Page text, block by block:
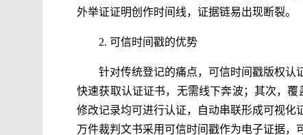
外举证证明创作时间线，证据链易出现断裂。
2. 可信时间戳的优势
针对传统登记的痛点，可信时间戳版权认
快速获取认证证书，无需线下奔波；其次，
修改记录均可进行认证，自动串联形成可视化
万件裁判文书采用可信时间戳作为电子证据，